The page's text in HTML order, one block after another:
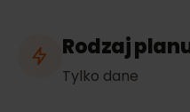
Rodzaj
Tylko dane